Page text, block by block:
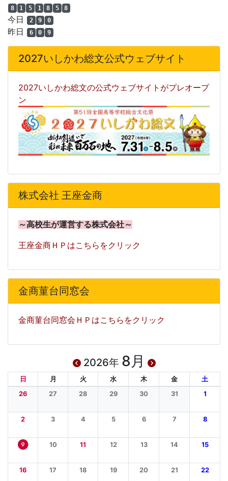
8 1 5 1 8 5 8
今日 2 9 0
昨日 6 0 9
2027いしかわ総文公式ウェブサイト
2027いしかわ総文の公式ウェブサイトがプレオープ
ン
株式会社 王座金商
～高校生が運営する株式会社～
王座金商ＨＰはこちらをクリック
金商菫台同窓会
金商菫台同窓会ＨＰはこちらをクリック
2026年 8月
日 月 火 水 木 金
土
26
27 28 29 30 31 1
2 3 4 5 6 7 8
9 10 11 12 13 14 15
16 17 18 19 20 21 22